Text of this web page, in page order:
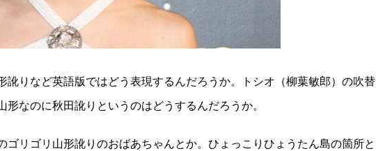
訛りなど英語版ではどう表現するんだろうか。トシオ（柳葉敏郎）の吹替
形なのに秋田訛りというのはどうするんだろうか。
ゴリゴリ山形訛りのおばあちゃんとか。ひょっこりひょうたん島の箇所と